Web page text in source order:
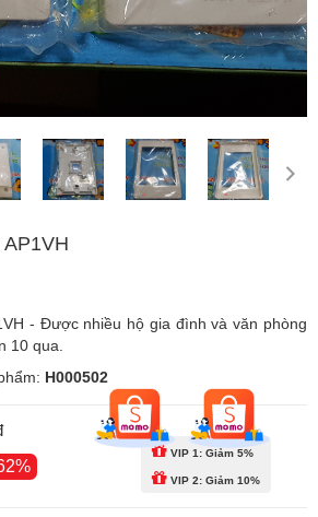
- Được nhiều hộ gia đình và văn phòng
10 qua.
H000502
VIP 1: Giảm 5%
VIP 2: Giảm 10%